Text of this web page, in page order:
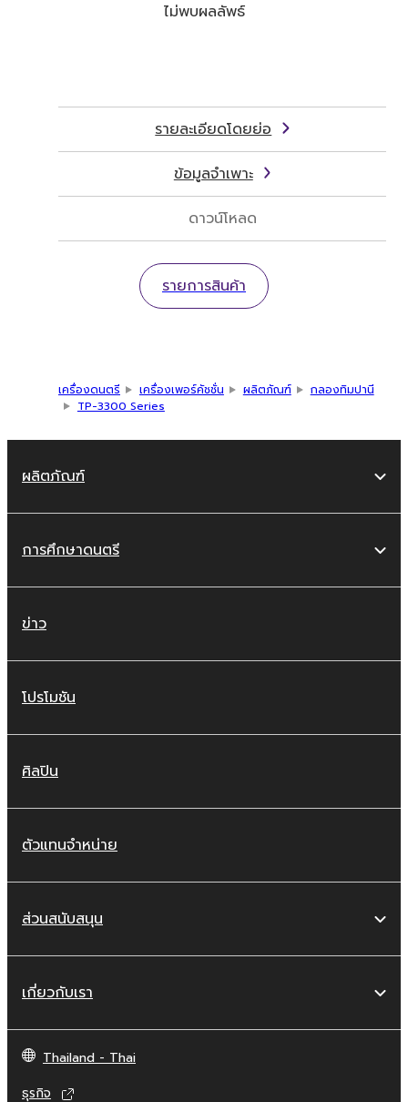
ไม่พบผลลัพธ์
รายละเอียดโดยย่อ
ข้อมูลจำเพาะ
ดาวน์โหลด
รายการสินค้า
เครื่องดนตรี เครื่องเพอร์คัชชั่น ผลิตภัณฑ์
กลองทิมปานี
TP-3300 Series
ผลิตภัณฑ์
การศึกษาดนตรี
ข่าว
โปรโมชัน
ศิลปิน
ตัวแทนจำหน่าย
ส่วนสนับสนุน
เกี่ยวกับเรา
Thailand - Thai
ธุรกิจ